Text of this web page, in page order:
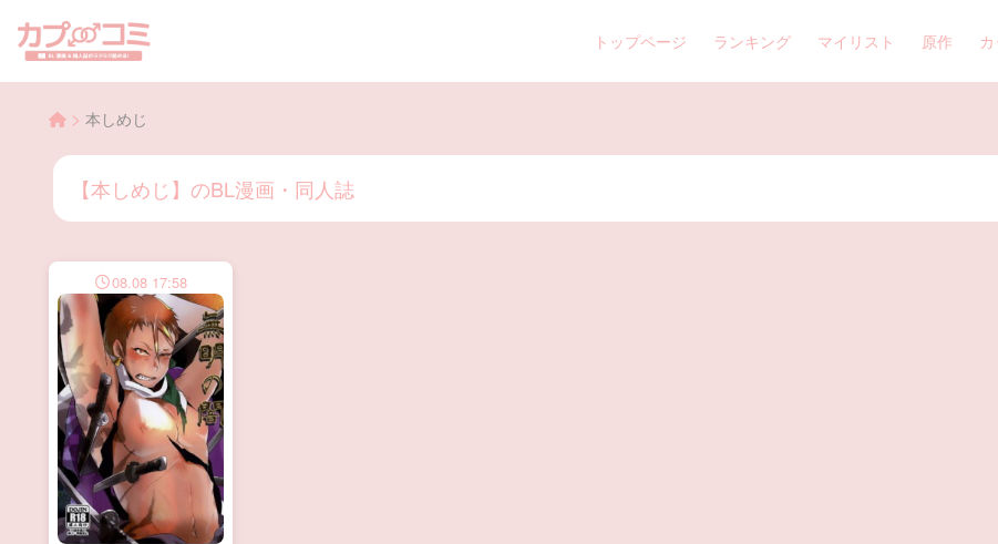
トップページ ランキング マイリスト 原作
> 本しめじ
【本しめじ】のBL漫画・同人誌
08.08 17:58